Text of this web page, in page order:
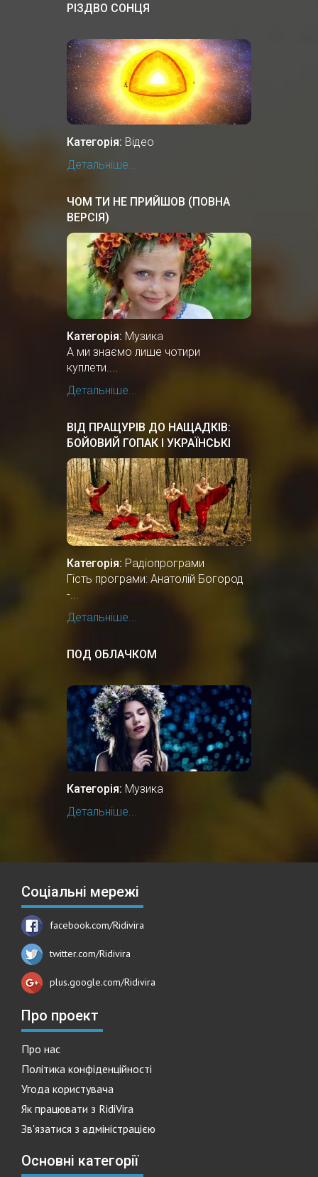
РІЗДВО СОНЦЯ
Категорія: Відео
Детальніше...
ЧОМ ТИ НЕ ПРИЙШОВ (ПОВНА
ВЕРСІЯ)
Категорія: Музика
А ми знаємо лише чотири
куплети....
Детальніше...
ВІД ПРАЩУРІВ ДО НАЩАДКІВ:
БОЙОВИЙ ГОПАК І УКРАЇНСЬКІ
ТАНЦІ
Категорія: Радіопрограми
Гість програми: Анатолій Богород
-...
Детальніше...
ПОД ОБЛАЧКОМ
Категорія: Музика
Детальніше...
Соціальні мережі
facebook.com/Ridivira
twitter.com/Ridivira
plus.google.com/Ridivira
Про проект
Про нас
Політика конфіденційності
Угода користувача
Як працювати з RidiVira
Зв'язатися з адміністрацією
Основні категорії